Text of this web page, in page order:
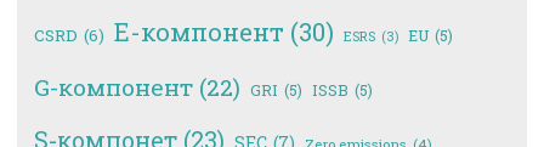
CSRD (6) E-компонент (30) ESRS (3) EU (5)
G-компонент (22) GRI (5) ISSB (5)
S-компонет (23)